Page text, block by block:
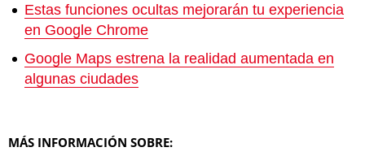
Estas funciones ocultas mejorarán tu experiencia
en Google Chrome
Google Maps estrena la realidad aumentada en
algunas ciudades
MÁS INFORMACIÓN SOBRE: